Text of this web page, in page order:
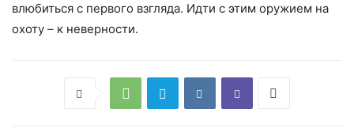
влюбиться с первого взгляда. Идти с этим оружием на
охоту – к неверности.